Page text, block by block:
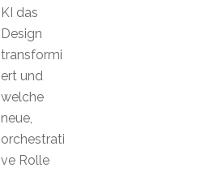
KI das
Design
transformi
ert und
welche
neue,
orchestrati
ve Rolle